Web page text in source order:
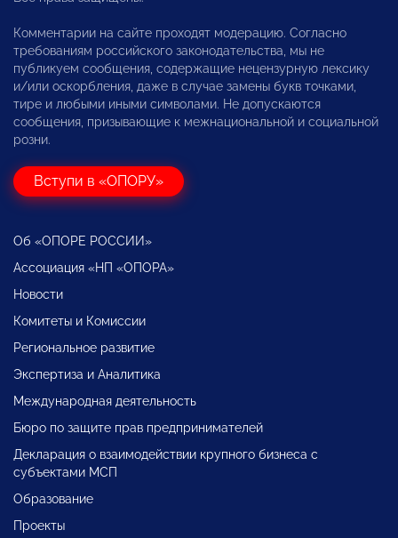
Комментарии на сайте проходят модерацию. Согласно
требованиям российского законодательства, мы не
публикуем сообщения, содержащие нецензурную лексику
и/или оскорбления, даже в случае замены букв точками,
тире и любыми иными символами. Не допускаются
сообщения, призывающие к межнациональной и социальной
розни.
Вступи в «ОПОРУ»
Об «ОПОРЕ РОССИИ»
Ассоциация «НП «ОПОРА»
Новости
Комитеты и Комиссии
Региональное развитие
Экспертиза и Аналитика
Международная деятельность
Бюро по защите прав предпринимателей
Декларация о взаимодействии крупного бизнеса с
субъектами МСП
Образование
Проекты